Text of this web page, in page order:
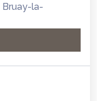
Bruay-la-